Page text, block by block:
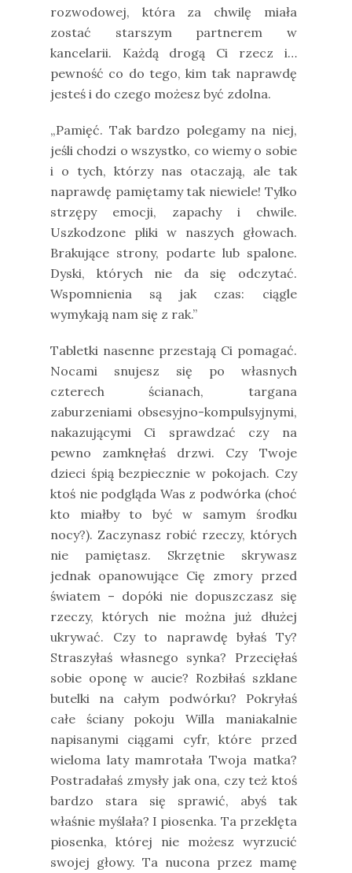
rozwodowej, która za chwilę miała
zostać starszym partnerem w
kancelarii. Każdą drogą Ci rzecz i…
pewność co do tego, kim tak naprawdę
jesteś i do czego możesz być zdolna.
„Pamięć. Tak bardzo polegamy na niej,
jeśli chodzi o wszystko, co wiemy o sobie
i o tych, którzy nas otaczają, ale tak
naprawdę pamiętamy tak niewiele! Tylko
strzępy emocji, zapachy i chwile.
Uszkodzone pliki w naszych głowach.
Brakujące strony, podarte lub spalone.
Dyski, których nie da się odczytać.
Wspomnienia są jak czas: ciągle
wymykają nam się z rak.”
Tabletki nasenne przestają Ci pomagać.
Nocami snujesz się po własnych
czterech ścianach, targana
zaburzeniami obsesyjno-kompulsyjnymi,
nakazującymi Ci sprawdzać czy na
pewno zamknęłaś drzwi. Czy Twoje
dzieci śpią bezpiecznie w pokojach. Czy
ktoś nie podgląda Was z podwórka (choć
kto miałby to być w samym środku
nocy?). Zaczynasz robić rzeczy, których
nie pamiętasz. Skrzętnie skrywasz
jednak opanowujące Cię zmory przed
światem – dopóki nie dopuszczasz się
rzeczy, których nie można już dłużej
ukrywać. Czy to naprawdę byłaś Ty?
Straszyłaś własnego synka? Przecięłaś
sobie oponę w aucie? Rozbiłaś szklane
butelki na całym podwórku? Pokryłaś
całe ściany pokoju Willa maniakalnie
napisanymi ciągami cyfr, które przed
wieloma laty mamrotała Twoja matka?
Postradałaś zmysły jak ona, czy też ktoś
bardzo stara się sprawić, abyś tak
właśnie myślała? I piosenka. Ta przeklęta
piosenka, której nie możesz wyrzucić
swojej głowy. Ta nucona przez mamę